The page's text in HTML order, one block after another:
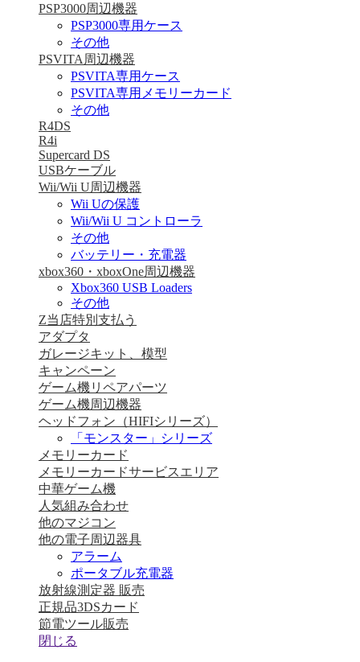
PSP3000周辺機器
PSP3000専用ケース
その他
PSVITA周辺機器
PSVITA専用ケース
PSVITA専用メモリーカード
その他
R4DS
R4i
Supercard DS
USBケーブル
Wii/Wii U周辺機器
Wii Uの保護
Wii/Wii U コントローラ
その他
バッテリー・充電器
xbox360・xboxOne周辺機器
Xbox360 USB Loaders
その他
Z当店特別支払う
アダプタ
ガレージキット、模型
キャンペーン
ゲーム機リペアパーツ
ゲーム機周辺機器
ヘッドフォン（HIFIシリーズ）
「モンスター」シリーズ
メモリーカード
メモリーカードサービスエリア
中華ゲーム機
人気組み合わせ
他のマジコン
他の電子周辺器具
アラーム
ポータブル充電器
放射線測定器 販売
正規品3DSカード
節電ツール販売
閉じる